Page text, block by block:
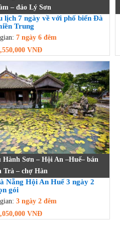
– đảo Lý Sơn
lịch 7 ngày về với phố biển Đà
Trung
7 ngày 6 đêm
VNĐ
Sơn – Hội An –Huế– bán
Trà – chợ Hàn
Nẵng Hội An Huế 3 ngày 2
gói
3 ngày 2 đêm
VNĐ